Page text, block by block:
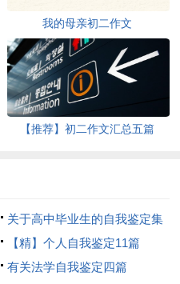
我的母亲初二作文
【推荐】初二作文汇总五篇
关于高中毕业生的自我鉴定集
合五篇
【精】个人自我鉴定11篇
有关法学自我鉴定四篇